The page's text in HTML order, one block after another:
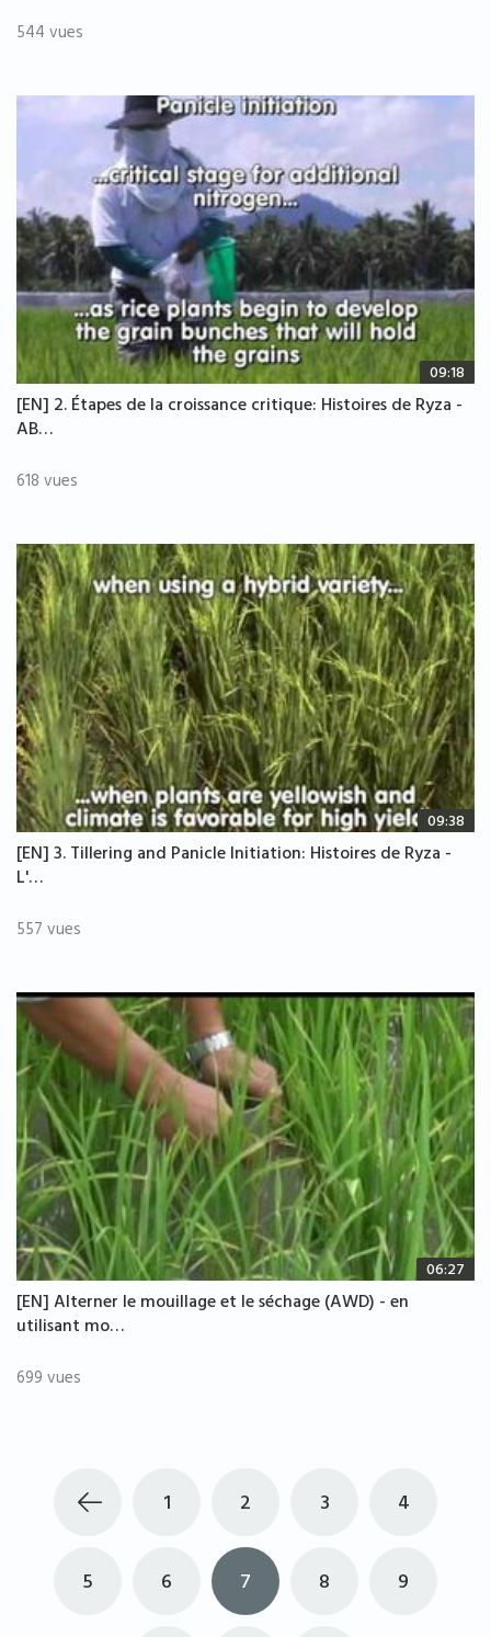
544 vues
09:18
[EN] 2. Étapes de la croissance critique: Histoires de Ryza -
AB…
618 vues
09:38
[EN] 3. Tillering and Panicle Initiation: Histoires de Ryza -
L'…
557 vues
06:27
[EN] Alterner le mouillage et le séchage (AWD) - en
utilisant mo…
699 vues
1 2 3 4
5 6 7 8 9